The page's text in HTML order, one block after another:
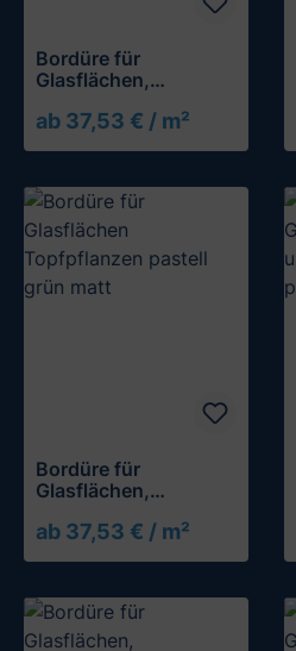
Bordüre für
Glasflächen,
ab 37,53 € / m²
Bordüre für
Glasflächen,
ab 37,53 € / m²